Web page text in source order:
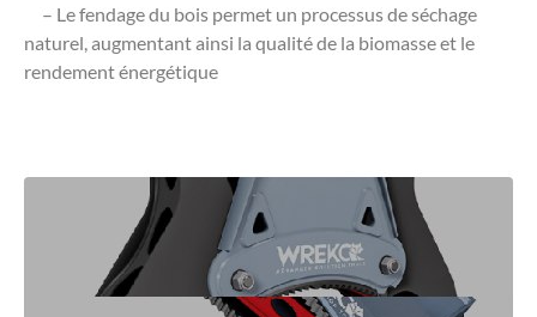
– Le fendage du bois permet un processus de séchage
naturel, augmentant ainsi la qualité de la biomasse et le
rendement énergétique